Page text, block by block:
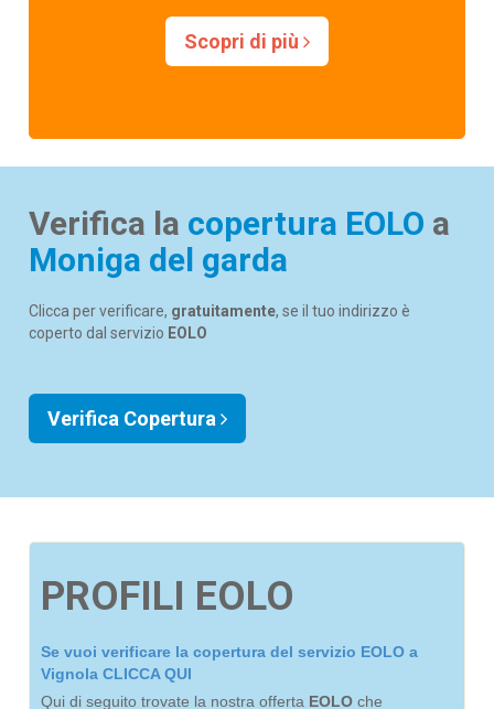
Scopri di più
Verifica la copertura EOLO a
Moniga del garda
Clicca per verificare, gratuitamente, se il tuo indirizzo è
coperto dal servizio EOLO
Verifica Copertura
PROFILI EOLO
Se vuoi verificare la copertura del servizio EOLO a
Vignola CLICCA QUI
Qui di seguito trovate la nostra offerta EOLO che